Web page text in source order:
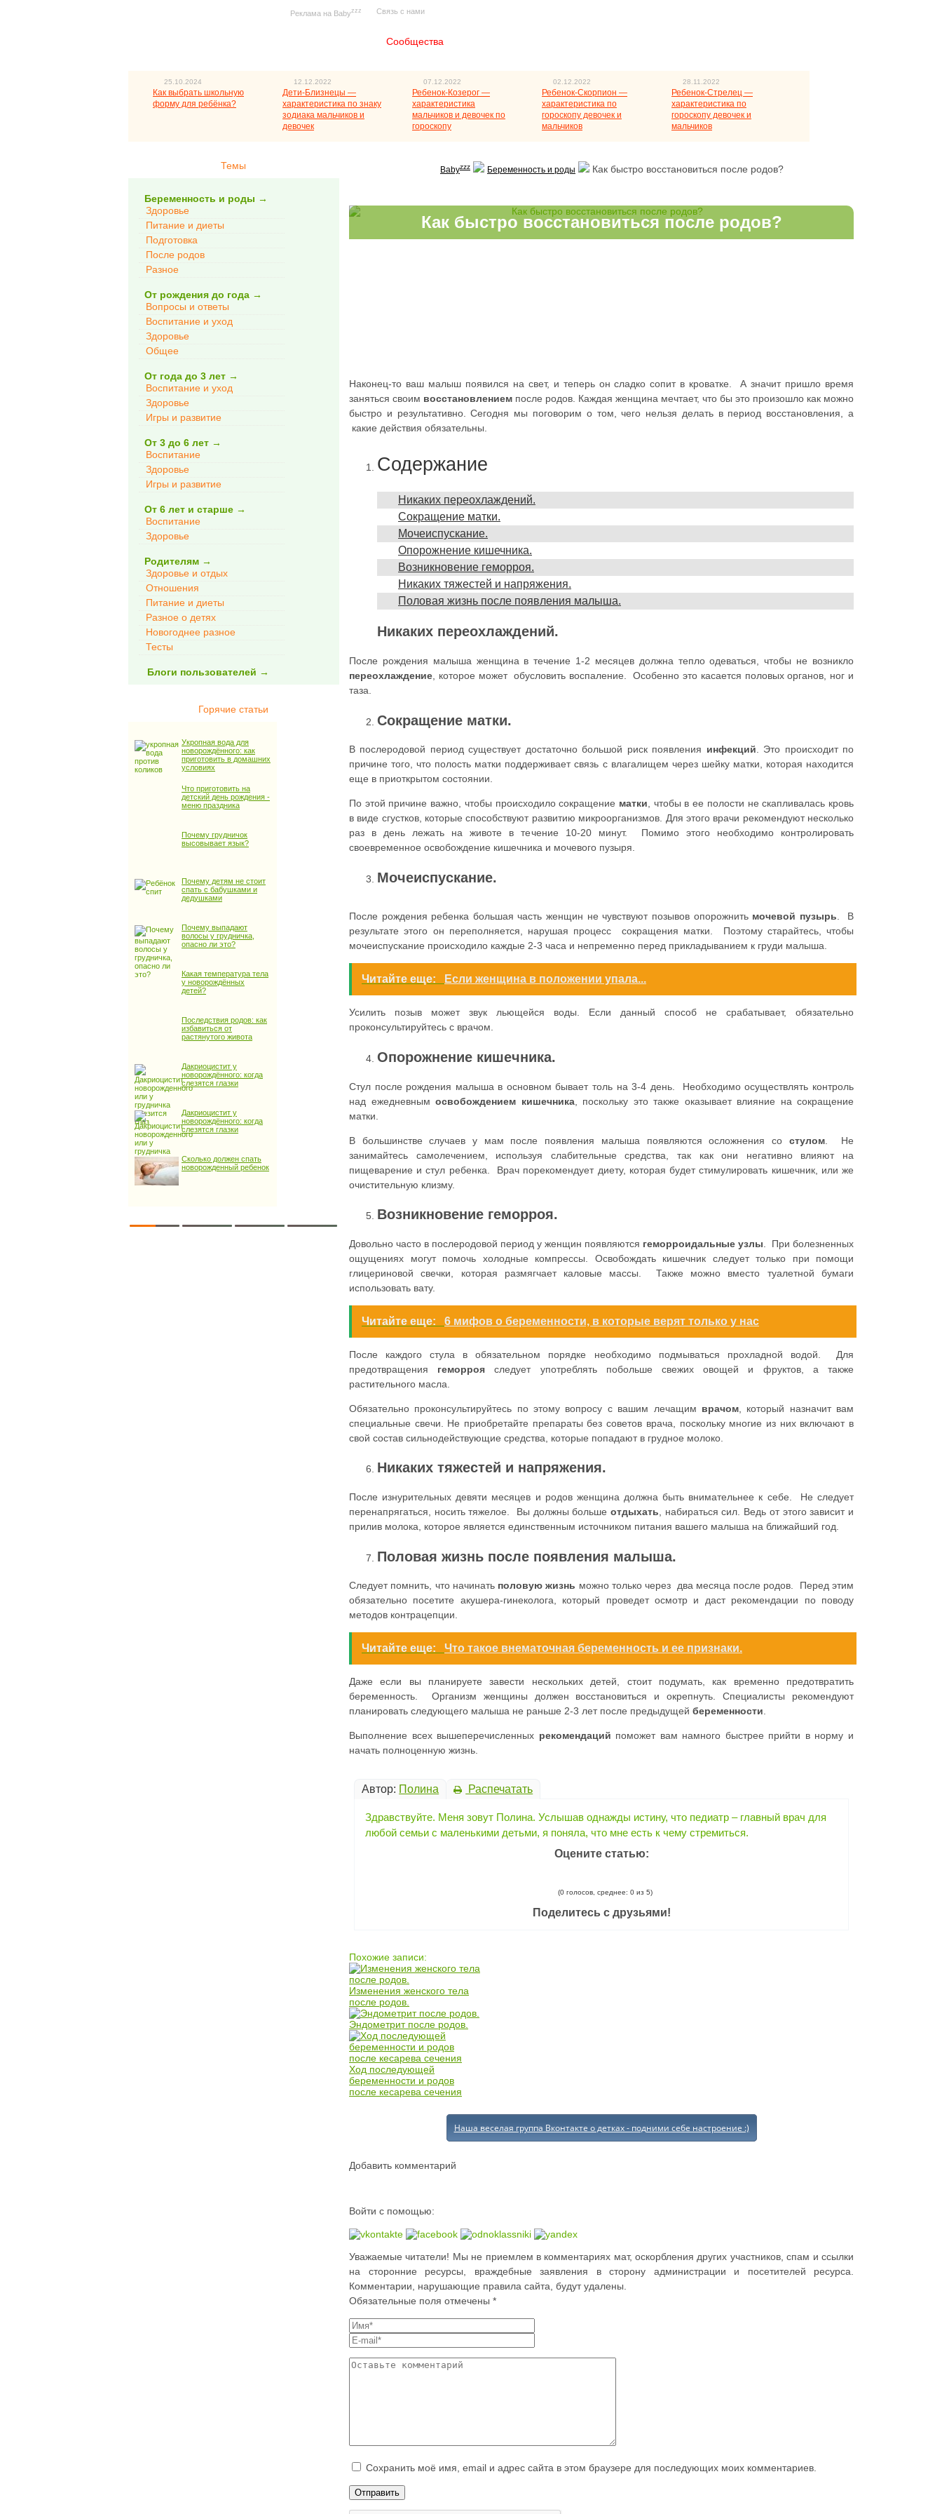
Реклама на Babyzzz Связь с нами
Сообщества
25.10.2024
Как выбрать школьную
форму для ребёнка?
12.12.2022
Дети-Близнецы —
характеристика по знаку
зодиака мальчиков и
девочек
07.12.2022
Ребенок-Козерог —
характеристика
мальчиков и девочек по
гороскопу
02.12.2022
Ребенок-Скорпион —
характеристика по
гороскопу девочек и
мальчиков
28.11.2022
Ребенок-Стрелец —
характеристика по
гороскопу девочек и
мальчиков
Темы
Беременность и роды →
Здоровье
Питание и диеты
Подготовка
После родов
Разное
От рождения до года →
Вопросы и ответы
Воспитание и уход
Здоровье
Общее
От года до 3 лет →
Воспитание и уход
Здоровье
Игры и развитие
От 3 до 6 лет →
Воспитание
Здоровье
Игры и развитие
От 6 лет и старше →
Воспитание
Здоровье
Родителям →
Здоровье и отдых
Отношения
Питание и диеты
Разное о детях
Новогоднее разное
Тесты
Блоги пользователей →
Горячие статьи
Укропная вода для
новорождённого: как
приготовить в домашних
условиях
Что приготовить на
детский день рождения -
меню праздника
Почему грудничок
высовывает язык?
Почему детям не стоит
спать с бабушками и
дедушками
Почему выпадают
волосы у грудничка,
опасно ли это?
Какая температура тела
у новорождённых
детей?
Последствия родов: как
избавиться от
растянутого живота
Дакриоцистит у
новорождённого: когда
слезятся глазки
Дакриоцистит у
новорождённого: когда
слезятся глазки
Сколько должен спать
новорожденный ребенок
Babyzzz Беременность и роды Как быстро восстановиться после родов?
Как быстро восстановиться после родов?
Наконец-то ваш малыш появился на свет, и теперь он сладко сопит в кроватке. А значит пришло время
заняться своим восстановлением после родов. Каждая женщина мечтает, что бы это произошло как можно
быстро и результативно. Сегодня мы поговорим о том, чего нельзя делать в период восстановления, а
какие действия обязательны.
Содержание
Никаких переохлаждений.
Сокращение матки.
Мочеиспускание.
Опорожнение кишечника.
Возникновение геморроя.
Никаких тяжестей и напряжения.
Половая жизнь после появления малыша.
Никаких переохлаждений.
После рождения малыша женщина в течение 1-2 месяцев должна тепло одеваться, чтобы не возникло
переохлаждение , которое может обусловить воспаление. Особенно это касается половых органов, ног и
таза.
Сокращение матки.
В послеродовой период существует достаточно большой риск появления инфекций. Это происходит по
причине того, что полость матки поддерживает связь с влагалищем через шейку матки, которая находится
еще в приоткрытом состоянии.
По этой причине важно, чтобы происходило сокращение матки, чтобы в ее полости не скапливалась кровь
в виде сгустков, которые способствуют развитию микроорганизмов. Для этого врачи рекомендуют несколько
раз в день лежать на животе в течение 10-20 минут. Помимо этого необходимо контролировать
своевременное освобождение кишечника и мочевого пузыря.
Мочеиспускание.
После рождения ребенка большая часть женщин не чувствуют позывов опорожнить мочевой пузырь. В
результате этого он переполняется, нарушая процесс сокращения матки. Поэтому старайтесь, чтобы
мочеиспускание происходило каждые 2-3 часа и непременно перед прикладыванием к груди малыша.
Читайте еще: Если женщина в положении упала...
Усилить позыв может звук льющейся воды. Если данный способ не срабатывает, обязательно
проконсультируйтесь с врачом.
Опорожнение кишечника.
Стул после рождения малыша в основном бывает толь на 3-4 день. Необходимо осуществлять контроль
над ежедневным освобождением кишечника, поскольку это также оказывает влияние на сокращение
матки.
В большинстве случаев у мам после появления малыша появляются осложнения со стулом. Не
занимайтесь самолечением, используя слабительные средства, так как они негативно влияют на
пищеварение и стул ребенка. Врач порекомендует диету, которая будет стимулировать кишечник, или же
очистительную клизму.
Возникновение геморроя.
Довольно часто в послеродовой период у женщин появляются геморроидальные узлы . При болезненных
ощущениях могут помочь холодные компрессы. Освобождать кишечник следует только при помощи
глицериновой свечки, которая размягчает каловые массы. Также можно вместо туалетной бумаги
использовать вату.
Читайте еще: 6 мифов о беременности, в которые верят только у нас
После каждого стула в обязательном порядке необходимо подмываться прохладной водой. Для
предотвращения геморроя следует употреблять побольше свежих овощей и фруктов, а также
растительного масла.
Обязательно проконсультируйтесь по этому вопросу с вашим лечащим врачом, который назначит вам
специальные свечи. Не приобретайте препараты без советов врача, поскольку многие из них включают в
свой состав сильнодействующие средства, которые попадают в грудное молоко.
Никаких тяжестей и напряжения.
После изнурительных девяти месяцев и родов женщина должна быть внимательнее к себе. Не следует
перенапрягаться, носить тяжелое. Вы должны больше отдыхать , набираться сил. Ведь от этого зависит и
прилив молока, которое является единственным источником питания вашего малыша на ближайший год.
Половая жизнь после появления малыша.
Следует помнить, что начинать половую жизнь можно только через два месяца после родов. Перед этим
обязательно посетите акушера-гинеколога, который проведет осмотр и даст рекомендации по поводу
методов контрацепции.
Читайте еще: Что такое внематочная беременность и ее признаки.
Даже если вы планируете завести нескольких детей, стоит подумать, как временно предотвратить
беременность. Организм женщины должен восстановиться и окрепнуть. Специалисты рекомендуют
планировать следующего малыша не раньше 2-3 лет после предыдущей беременности
Выполнение всех вышеперечисленных рекомендаций поможет вам намного быстрее прийти в норму и
начать полноценную жизнь.
Автор: Полина Распечатать
Здравствуйте. Меня зовут Полина. Услышав однажды истину, что педиатр – главный врач для
любой семьи с маленькими детьми, я поняла, что мне есть к чему стремиться.
Оцените статью:
(0 голосов, среднее: 0 из 5)
Поделитесь с друзьями!
Похожие записи:
Изменения женского тела
после родов.
Эндометрит после родов.
Ход последующей
беременности и родов
после кесарева сечения
Наша веселая группа Вконтакте о детках - подними себе настроение :)
Добавить комментарий
Войти с помощью:
Уважаемые читатели! Мы не приемлем в комментариях мат, оскорбления других участников, спам и ссылки
на сторонние ресурсы, враждебные заявления в сторону администрации и посетителей ресурса.
Комментарии, нарушающие правила сайта, будут удалены.
Обязательные поля отмечены *
Сохранить моё имя, email и адрес сайта в этом браузере для последующих моих комментариев.